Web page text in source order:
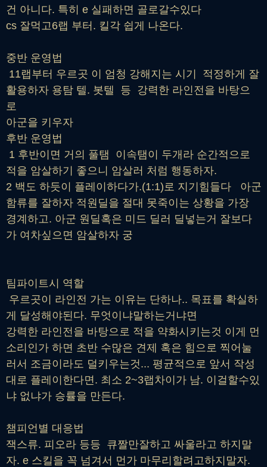
건 아니다. 특히 e 실패하면 골로갈수있다
cs 잘먹고6랩 부터. 킬각 쉽게 나온다.
중반 운영법
11랩부터 우르곳 이 엄청 강해지는 시기 적정하게 잘
활용하자 용탐 텔. 봇텔 등 강력한 라인전을 바탕으
로
아군을 키우자
후반 운영법
1 후반이면 거의 풀탬 이속탬이 두개라 순간적으로
적을 암살하기 좋으니 암살러 처럼 행동하자.
2 백도 하듯이 플레이하다가.(1:1)로 지기힘들다 아군
함류를 잘하자 적원딜을 절대 못죽이는 상황을 가장
경계하고. 아군 원딜혹은 미드 딜러 딜넣는거 잘보다
가 여차싶으면 암살하자 궁
팀파이트시 역할
우르곳이 라인전 가는 이유는 단하나.. 목표를 확실하
게 달성해야된다. 무엇이냐말하는거냐면
강력한 라인전을 바탕으로 적을 약화시키는것 이게 먼
소리인가 하면 초반 수많은 견제 혹은 힘으로 찍어눌
러서 조금이라도 덜키우는것... 평균적으로 앞서 작성
대로 플레이한다면. 최소 2~3랩차이가 남. 이걸할수있
냐 없냐가 승률을 만든다.
챔피언별 대응법
잭스류. 피오라 등등 큐짤만잘하고 싸울라고 하지말
자. e 스킬을 꼭 넘겨서 먼가 마무리할려고하지말자.